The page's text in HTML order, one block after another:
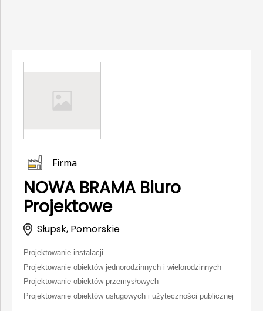
Firma
NOWA BRAMA Biuro
Projektowe
Słupsk, Pomorskie
Projektowanie instalacji
Projektowanie obiektów jednorodzinnych i wielorodzinnych
Projektowanie obiektów przemysłowych
Projektowanie obiektów usługowych i użyteczności publicznej